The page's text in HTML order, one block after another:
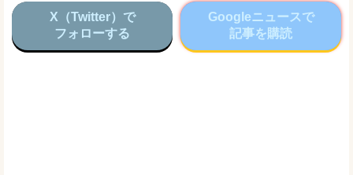
X（Twitter）で
フォローする
Googleニュースで
記事を購読